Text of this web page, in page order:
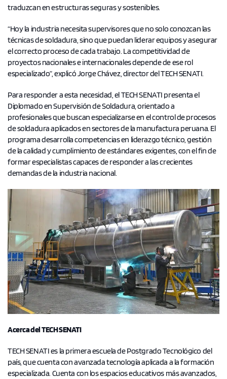
traduzcan en estructuras seguras y sostenibles.
“Hoy la industria necesita supervisores que no solo conozcan las
técnicas de soldadura, sino que puedan liderar equipos y asegurar
el correcto proceso de cada trabajo. La competitividad de
proyectos nacionales e internacionales depende de ese rol
especializado”, explicó Jorge Chávez, director del TECH SENATI.
Para responder a esta necesidad, el TECH SENATI presenta el
Diplomado en Supervisión de Soldadura, orientado a
profesionales que buscan especializarse en el control de procesos
de soldadura aplicados en sectores de la manufactura peruana. El
programa desarrolla competencias en liderazgo técnico, gestión
de la calidad y cumplimiento de estándares exigentes, con el fin de
formar especialistas capaces de responder a las crecientes
demandas de la industria nacional.
Acerca delTECH SENATI
TECH SENATI es la primera escuela de Postgrado Tecnológico del
país, que cuenta con avanzada tecnología aplicada a la formación
especializada. Cuenta con los espacios educativos más avanzados,